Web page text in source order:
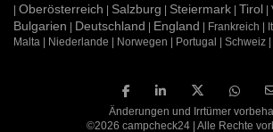
| Oberösterreich | Salzburg | Steiermark | Tirol |
Bulgarien | Deutschland | England | Frankreich |
Malta | Niederlande | Norwegen | Portugal | Schweiz
Änderungen und Irrtümer
©2026 campcheck24 | Alle Rechte